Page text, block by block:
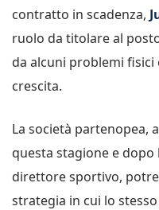
contratto in scadenza,
ruolo da titolare al
da alcuni problemi
crescita.
La società partenopea,
questa stagione e
direttore sportivo,
strategia in cui lo stesso